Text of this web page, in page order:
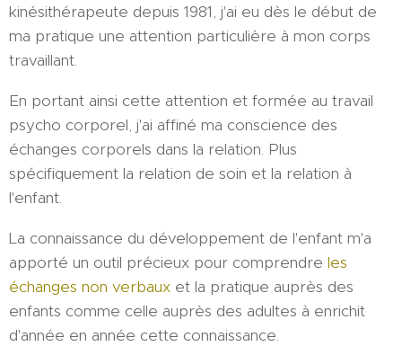
kinésithérapeute depuis 1981, j'ai eu dès le début de
ma pratique une attention particulière à mon corps
travaillant.
En portant ainsi cette attention et formée au travail
psycho corporel, j'ai affiné ma conscience des
échanges corporels dans la relation. Plus
spécifiquement la relation de soin et la relation à
l'enfant.
La connaissance du développement de l'enfant m'a
apporté un outil précieux pour comprendre les
échanges non verbaux et la pratique auprès des
enfants comme celle auprès des adultes à enrichit
d'année en année cette connaissance.